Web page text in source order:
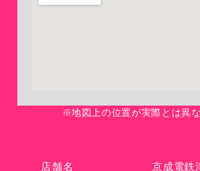
※地図上の位置が実際とは異
店舗名 京成電鉄